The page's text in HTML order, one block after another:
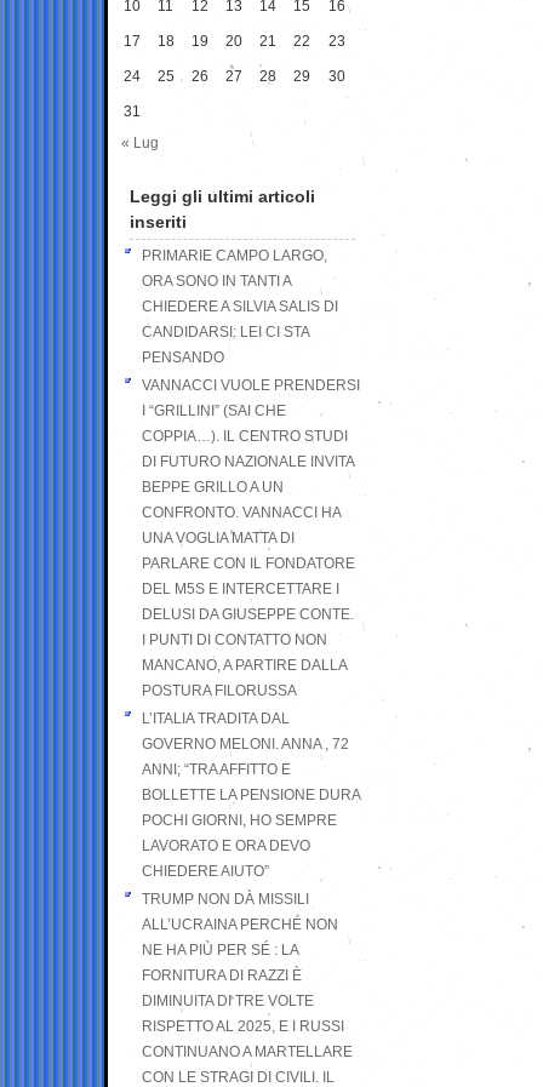
10 11 12 13 14 15 16
17 18 19 20 21 22 23
24 25 26 27 28 29 30
31
« Lug
Leggi gli ultimi articoli
inseriti
PRIMARIE CAMPO LARGO,
ORA SONO IN TANTI A
CHIEDERE A SILVIA SALIS DI
CANDIDARSI: LEI CI STA
PENSANDO
VANNACCI VUOLE PRENDERSI
I “GRILLINI” (SAI CHE
COPPIA…). IL CENTRO STUDI
DI FUTURO NAZIONALE INVITA
BEPPE GRILLO A UN
CONFRONTO. VANNACCI HA
UNA VOGLIA MATTA DI
PARLARE CON IL FONDATORE
DEL M5S E INTERCETTARE I
DELUSI DA GIUSEPPE CONTE.
I PUNTI DI CONTATTO NON
MANCANO, A PARTIRE DALLA
POSTURA FILORUSSA
L’ITALIA TRADITA DAL
GOVERNO MELONI. ANNA , 72
ANNI; “TRA AFFITTO E
BOLLETTE LA PENSIONE DURA
POCHI GIORNI, HO SEMPRE
LAVORATO E ORA DEVO
CHIEDERE AIUTO”
TRUMP NON DÀ MISSILI
ALL’UCRAINA PERCHÉ NON
NE HA PIÙ PER SÉ : LA
FORNITURA DI RAZZI È
DIMINUITA DI TRE VOLTE
RISPETTO AL 2025, E I RUSSI
CONTINUANO A MARTELLARE
CON LE STRAGI DI CIVILI. IL